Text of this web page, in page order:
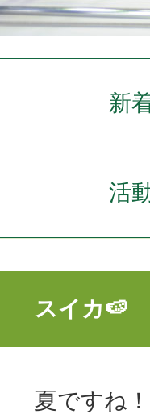
新
活
スイカ🍉
夏ですね